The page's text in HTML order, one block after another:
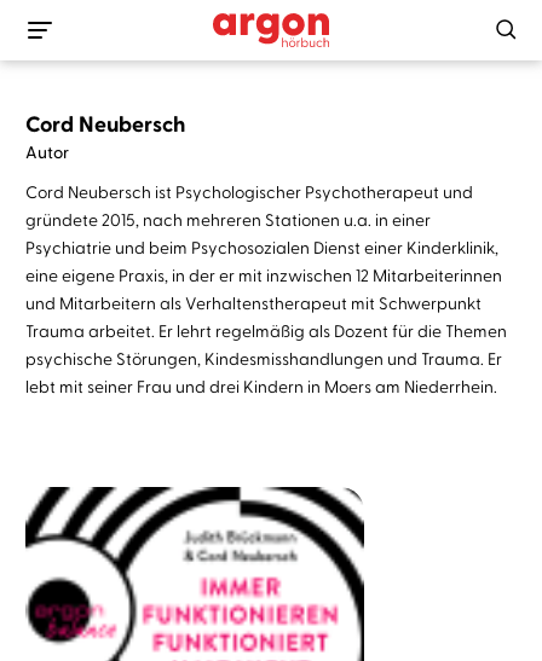
Cord Neubersch
Autor
Cord Neubersch ist Psychologischer Psychotherapeut und
gründete 2015, nach mehreren Stationen u.a. in einer
Psychiatrie und beim Psychosozialen Dienst einer Kinderklinik,
eine eigene Praxis, in der er mit inzwischen 12 Mitarbeiterinnen
und Mitarbeitern als Verhaltenstherapeut mit Schwerpunkt
Trauma arbeitet. Er lehrt regelmäßig als Dozent für die Themen
psychische Störungen, Kindesmisshandlungen und Trauma. Er
lebt mit seiner Frau und drei Kindern in Moers am Niederrhein.